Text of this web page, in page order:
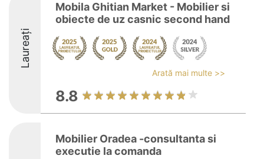
Laureați
Mobila Ghitian Market - Mobilier si
obiecte de uz casnic second hand
Arată mai multe >>
8.8
Mobilier Oradea -consultanta si
executie la comanda